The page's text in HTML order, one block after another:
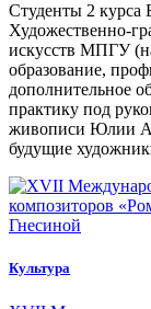
Студенты 2 курса
Художественно-
искусств МПГУ
образование,
дополнительное
практику под
живописи Юлии
будущие
Культура